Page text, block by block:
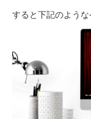
すると下記のような